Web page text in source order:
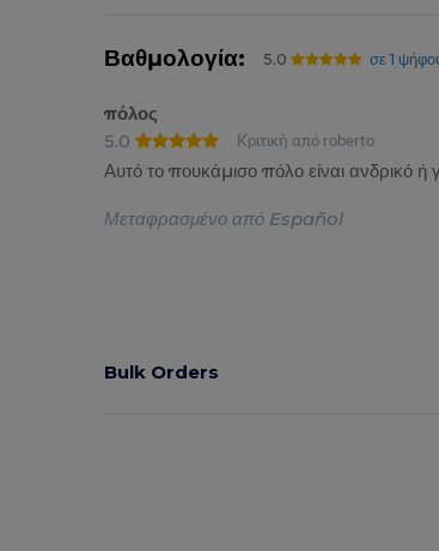
Βαθμολογία: 5.0 σε 1
πόλος
5.0
Κριτική από roberto
Αυτό το πουκάμισο πόλο είναι ανδρικό ή
Μεταφρασμένο από Español
Bulk Orders